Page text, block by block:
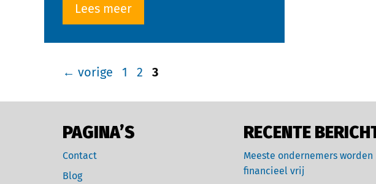
Lees meer
← vorige 1 2 3
PAGINA’S
Contact
Blog
RECENTE
Meeste ondernemers
financieel vrij